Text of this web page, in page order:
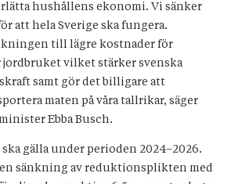
hushållens ekonomi. Vi sänker
att hela Sverige ska fungera.
till lägre kostnader för
vilket stärker svenska
samt gör det billigare att
maten på våra tallrikar, säger
Ebba Busch.
gälla under perioden 2024–2026.
sänkning av reduktionsplikten med